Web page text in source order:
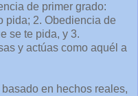
de primer grado:
pida; 2. Obediencia de
se te pida, y 3.
y actúas como aquél a
en hechos reales,